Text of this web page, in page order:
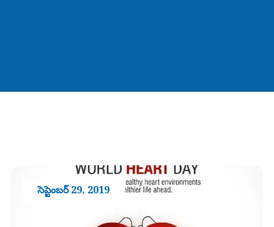
సెప్టెంబర్ 29, 2019